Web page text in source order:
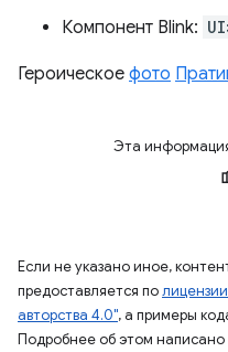
Компонент Blink:
Героическое фото
Эта
Если не указано иное,
предоставляется по
авторства 4.0", а примеры
Подробнее об этом написано